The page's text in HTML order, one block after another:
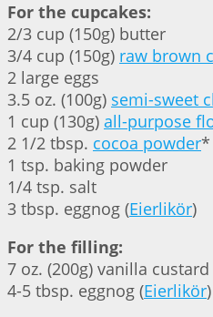
For the cupcakes:
2/3 cup (150g) butter
3/4 cup (150g) raw brown
2 large eggs
3.5 oz. (100g) semi-sweet
1 cup (130g) all-purpose
2 1/2 tbsp. cocoa powder*
1 tsp. baking powder
1/4 tsp. salt
3 tbsp. eggnog (Eierlikör)
For the filling:
7 oz. (200g) vanilla custard
4-5 tbsp. eggnog (Eierlikör)